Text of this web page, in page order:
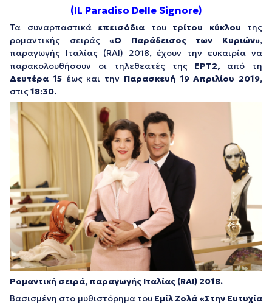
(IL Paradiso Delle Signore)
Τα συναρπαστικά επεισόδια του τρίτου κύκλου της
ρομαντικής σειράς«Ο Παράδεισος των Κυριών»,
παραγωγής Ιταλίας (RAI) 2018, έχουν την ευκαιρία να
παρακολουθήσουν οι τηλεθεατές της ΕΡΤ2, από τη
Δευτέρα 15 έως και την Παρασκευή 19 Απριλίου 2019,
στις18:30.
Ρομαντική σειρά, παραγωγής Ιταλίας (RAI) 2018.
Bασισμένη στο μυθιστόρημα του Εμίλ Ζολά «Στην Ευτυχία